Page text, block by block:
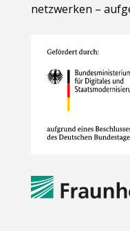
netzwerken –